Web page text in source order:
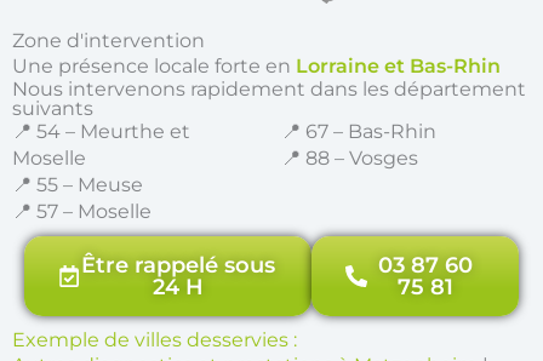
Zone d'intervention
Une présence locale forte en Lorraine et Bas-Rhin
Nous intervenons rapidement dans les département
suivants
📍 54 – Meurthe et
Moselle
📍 55 – Meuse
📍 57 – Moselle
📍 67 – Bas-Rhin
📍 88 – Vosges
Être rappelé sous
24 H
03 87 60
75 81
Exemple de villes desservies :